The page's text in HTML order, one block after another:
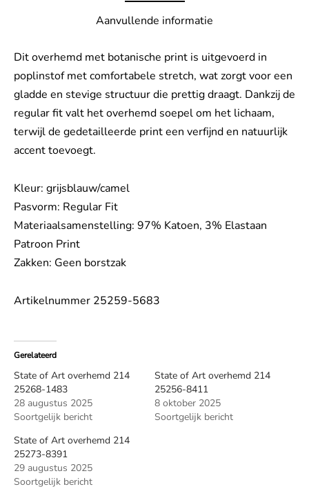
Aanvullende informatie
Dit overhemd met botanische print is uitgevoerd in
poplinstof met comfortabele stretch, wat zorgt voor een
gladde en stevige structuur die prettig draagt. Dankzij de
regular fit valt het overhemd soepel om het lichaam,
terwijl de gedetailleerde print een verfijnd en natuurlijk
accent toevoegt.
Kleur: grijsblauw/camel
Pasvorm: Regular Fit
Materiaalsamenstelling: 97% Katoen, 3% Elastaan
Patroon Print
Zakken: Geen borstzak
Artikelnummer 25259-5683
Gerelateerd
State of Art overhemd 214
25268-1483
28 augustus 2025
Soortgelijk bericht
State of Art overhemd 214
25256-8411
8 oktober 2025
Soortgelijk bericht
State of Art overhemd 214
25273-8391
29 augustus 2025
Soortgelijk bericht